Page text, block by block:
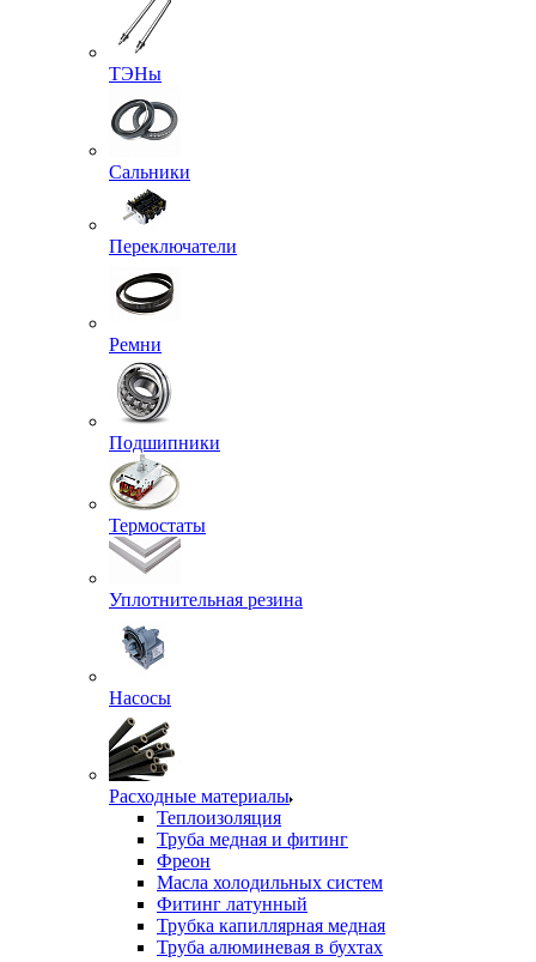
ТЭНы
Сальники
Переключатели
Ремни
Подшипники
Термостаты
Уплотнительная резина
Насосы
Расходные материалы
Теплоизоляция
Труба медная и фитинг
Фреон
Масла холодильных систем
Фитинг латунный
Трубка капиллярная медная
Труба алюминевая в бухтах